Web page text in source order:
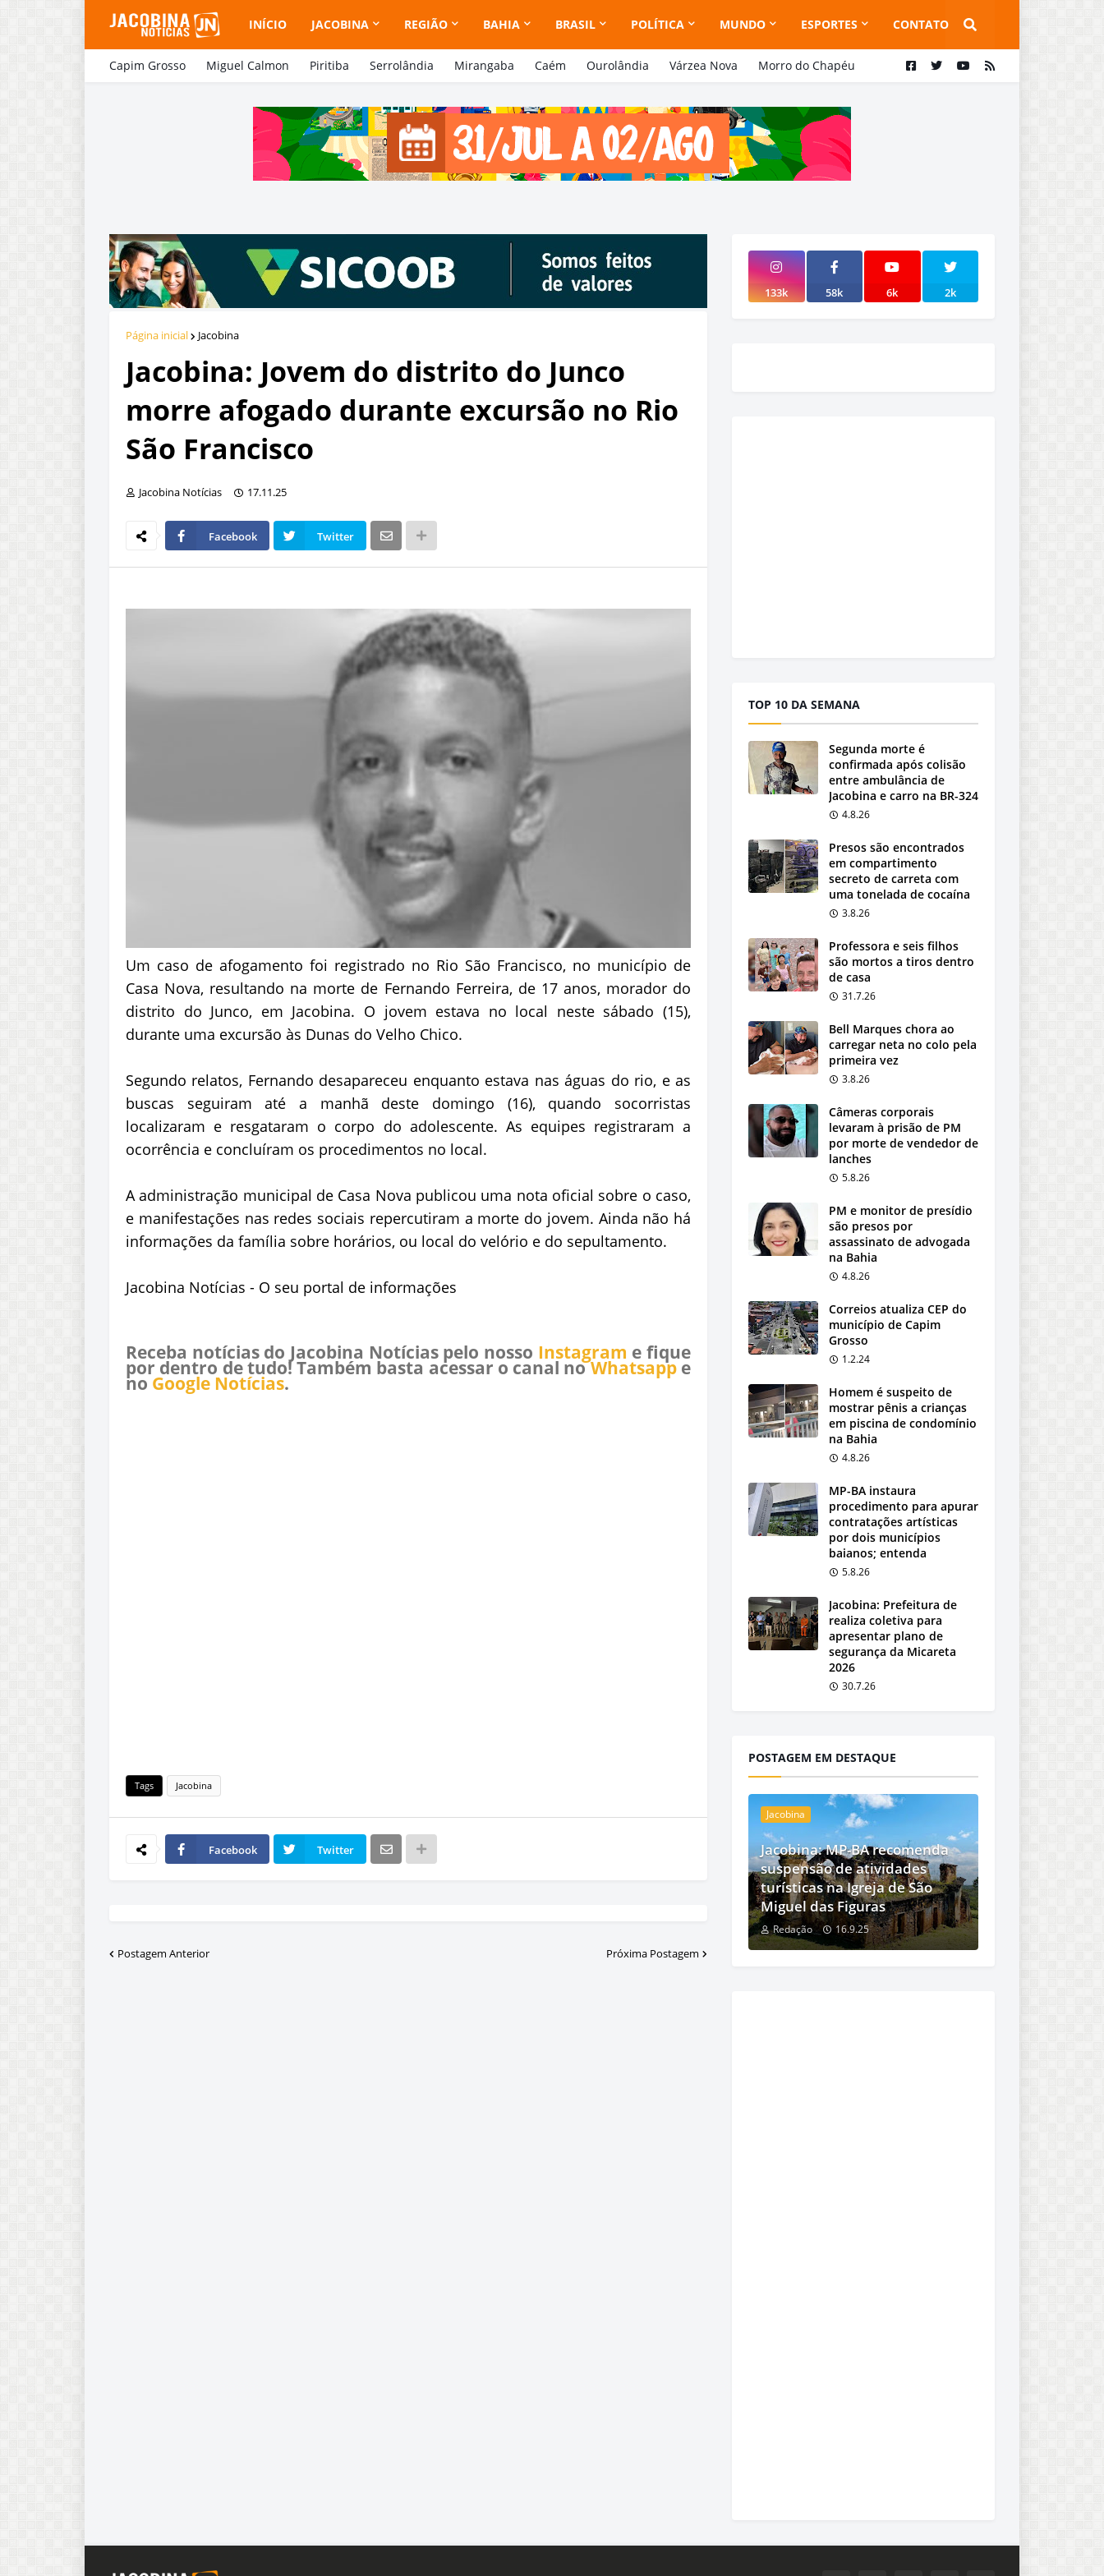
INÍCIO JACOBINA REGIÃO BAHIA BRASIL POLÍTICA MUNDO ESPORTES CONTATO
Capim Grosso Miguel Calmon Piritiba Serrolândia Mirangaba Caém Ourolândia Várzea Nova Morro do Chapéu
Página inicial Jacobina
Jacobina: Jovem do distrito do Junco
morre afogado durante excursão no Rio
São Francisco
Jacobina Notícias 17.11.25
Facebook Twitter
Um caso de afogamento foi registrado no Rio São Francisco, no município de
Casa Nova, resultando na morte de Fernando Ferreira, de 17 anos, morador do
distrito do Junco, em Jacobina. O jovem estava no local neste sábado (15),
durante uma excursão às Dunas do Velho Chico.
Segundo relatos, Fernando desapareceu enquanto estava nas águas do rio, e as
buscas seguiram até a manhã deste domingo (16), quando socorristas
localizaram e resgataram o corpo do adolescente. As equipes registraram a
ocorrência e concluíram os procedimentos no local.
A administração municipal de Casa Nova publicou uma nota oficial sobre o caso,
e manifestações nas redes sociais repercutiram a morte do jovem. Ainda não há
informações da família sobre horários, ou local do velório e do sepultamento.
Jacobina Notícias - O seu portal de informações
Receba notícias do Jacobina Notícias pelo nosso Instagram e fique
por dentro de tudo! Também basta acessar o canal noWhatsappe
no Google Notícias.
Tags Jacobina
Facebook Twitter
Postagem Anterior Próxima Postagem
133k 58k 6k 2k
TOP 10 DA SEMANA
Segunda morte é
confirmada após colisão
entre ambulância de
Jacobina e carro na BR-324
4.8.26
Presos são encontrados
em compartimento
secreto de carreta com
uma tonelada de cocaína
3.8.26
Professora e seis filhos
são mortos a tiros dentro
de casa
31.7.26
Bell Marques chora ao
carregar neta no colo pela
primeira vez
3.8.26
Câmeras corporais
levaram à prisão de PM
por morte de vendedor de
lanches
5.8.26
PM e monitor de presídio
são presos por
assassinato de advogada
na Bahia
4.8.26
Correios atualiza CEP do
município de Capim
Grosso
1.2.24
Homem é suspeito de
mostrar pênis a crianças
em piscina de condomínio
na Bahia
4.8.26
MP-BA instaura
procedimento para apurar
contratações artísticas
por dois municípios
baianos; entenda
5.8.26
Jacobina: Prefeitura de
realiza coletiva para
apresentar plano de
segurança da Micareta
2026
30.7.26
POSTAGEM EM DESTAQUE
Jacobina
Jacobina: MP-BA recomenda
suspensão de atividades
turísticas na Igreja de São
Miguel das Figuras
Redação 16.9.25